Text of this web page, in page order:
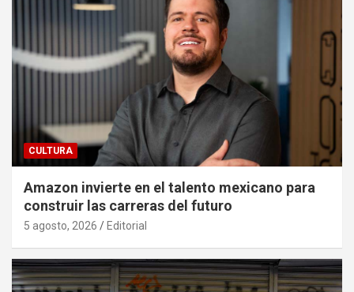
CULTURA
Amazon invierte en el talento mexicano para
construir las carreras del futuro
5 agosto, 2026 Editorial